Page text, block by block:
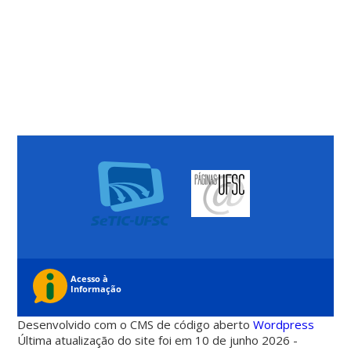
Desenvolvido com o CMS de código abertoWordpress
Última atualização do site foi em 10 de junho 2026 -